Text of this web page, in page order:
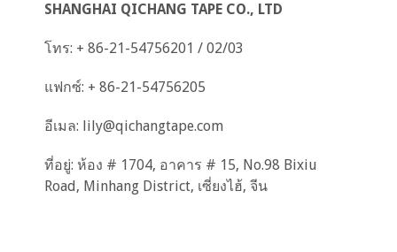
SHANGHAI QICHANG TAPE CO., LTD
โทร: + 86-21-54756201 / 02/03
แฟกซ์: + 86-21-54756205
อีเมล: lily@qichangtape.com
ที่อยู่: ห้อง # 1704, อาคาร # 15, No.98 Bixiu
Road, Minhang District, เซี่ยงไฮ้, จีน